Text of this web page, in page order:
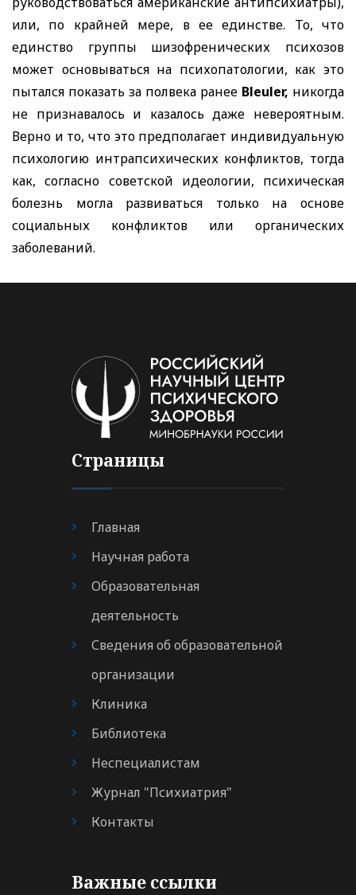
или, по крайней мере, в ее единстве. То, что
единство группы шизофренических психозов
может основываться на психопатологии, как это
пытался показать за полвека ранее Bleuler, никогда
не признавалось и казалось даже невероятным.
Верно и то, что это предполагает индивидуальную
психологию интрапсихических конфликтов, тогда
как, согласно советской идеологии, психическая
болезнь могла развиваться только на основе
социальных конфликтов или органических
заболеваний.
Страницы
Главная
Научная работа
Образовательная
деятельность
Сведения об образовательной
организации
Клиника
Библиотека
Неспециалистам
Журнал "Психиатрия"
Контакты
Важные ссылки